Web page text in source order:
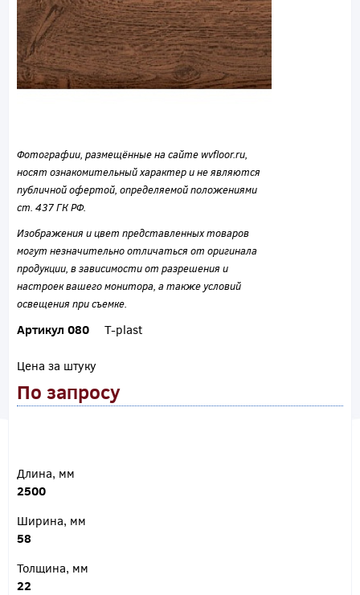
Фотографии, размещённые на сайте wvfloor.ru,
носят ознакомительный характер и не являются
публичной офертой, определяемой положениями
ст. 437 ГК РФ.
Изображения и цвет представленных товаров
могут незначительно отличаться от оригинала
продукции, в зависимости от разрешения и
настроек вашего монитора, а также условий
освещения при съемке.
Артикул 080 T-plast
Цена за штуку
По запросу
Длина, мм
2500
Ширина, мм
58
Толщина, мм
22